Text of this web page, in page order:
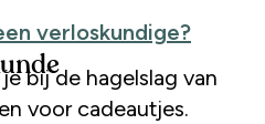
verloskundige?
bij de hagelslag van
voor cadeautjes.